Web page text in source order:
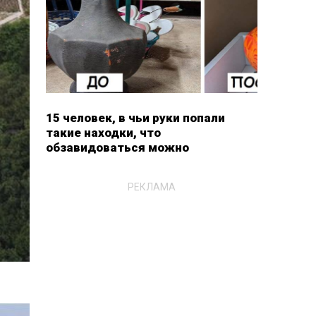
15 человек, в чьи руки попали
такие находки, что
обзавидоваться можно
РЕКЛАМА